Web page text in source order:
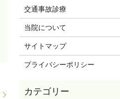
交通事故診療
当院について
サイトマップ
プライバシーポリシー